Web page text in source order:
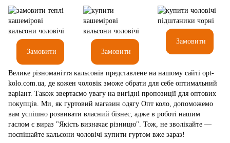
Замовити Замовити
Замовити
Велике різноманіття кальсонів представлене на нашому сайті opt-
kolo.com.ua, де кожен чоловік зможе обрати для себе оптимальний
варіант. Також звертаємо увагу на вигідні пропозиції для оптових
покупців. Ми, як гуртовий магазин одягу Опт коло, допоможемо
вам успішно розвивати власний бізнес, адже в роботі нашим
гаслом є вираз "Якість визначає різницю". Тож, не зволікайте —
поспішайте кальсони чоловічі купити гуртом вже зараз!